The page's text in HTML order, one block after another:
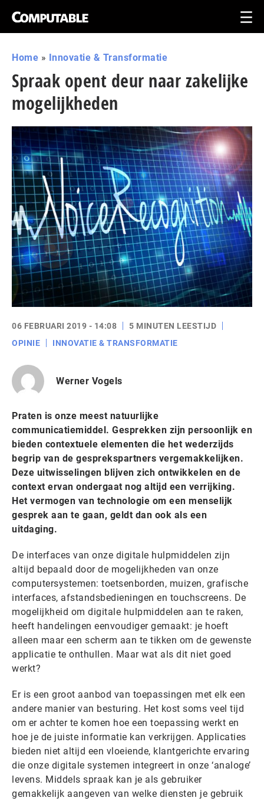
Home » Innovatie & Transformatie
Spraak opent deur naar zakelijke
mogelijkheden
06 FEBRUARI 2019 - 14:08
5 MINUTEN LEESTIJD
OPINIE
INNOVATIE & TRANSFORMATIE
Werner Vogels
Praten is onze meest natuurlijke
communicatiemiddel. Gesprekken zijn persoonlijk en
bieden contextuele elementen die het wederzijds
begrip van de gesprekspartners vergemakkelijken.
Deze uitwisselingen blijven zich ontwikkelen en de
context ervan ondergaat nog altijd een verrijking.
Het vermogen van technologie om een menselijk
gesprek aan te gaan, geldt dan ook als een
uitdaging.
De interfaces van onze digitale hulpmiddelen zijn
altijd bepaald door de mogelijkheden van onze
computersystemen: toetsenborden, muizen, grafische
interfaces, afstandsbedieningen en touchscreens. De
mogelijkheid om digitale hulpmiddelen aan te raken,
heeft handelingen eenvoudiger gemaakt: je hoeft
alleen maar een scherm aan te tikken om de gewenste
applicatie te onthullen. Maar wat als dit niet goed
werkt?
Er is een groot aanbod van toepassingen met elk een
andere manier van besturing. Het kost soms veel tijd
om er achter te komen hoe een toepassing werkt en
hoe je de juiste informatie kan verkrijgen. Applicaties
bieden niet altijd een vloeiende, klantgerichte ervaring
die onze digitale systemen integreert in onze ‘analoge’
levens. Middels spraak kan je als gebruiker
gemakkelijk aangeven van welke diensten je gebruik